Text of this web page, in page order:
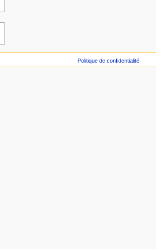
Politique de confidentialité